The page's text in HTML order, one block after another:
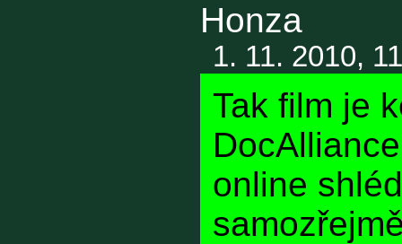
Honza
1. 11. 2010,
Tak film je
online